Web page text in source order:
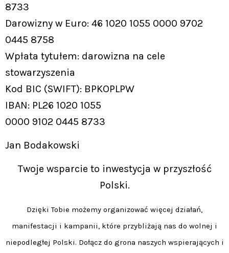
8733
Darowizny w Euro: 46 1020 1055 0000 9702
0445 8758
Wpłata tytułem: darowizna na cele
stowarzyszenia
Kod BIC (SWIFT): BPKOPLPW
IBAN: PL26 1020 1055
0000 9102 0445 8733
Jan Bodakowski
Twoje wsparcie to inwestycja w przyszłość
Polski.
Dzięki Tobie możemy organizować więcej działań,
manifestacji i kampanii, które przybliżają nas do wolnej i
niepodległej Polski. Dołącz do grona naszych wspierających i